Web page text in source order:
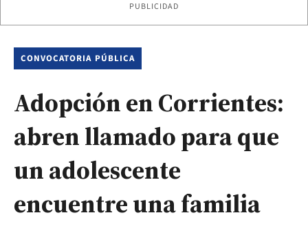
PUBLICIDAD
CONVOCATORIA PÚBLICA
Adopción en Corrientes:
abren llamado para que
un adolescente
encuentre una familia